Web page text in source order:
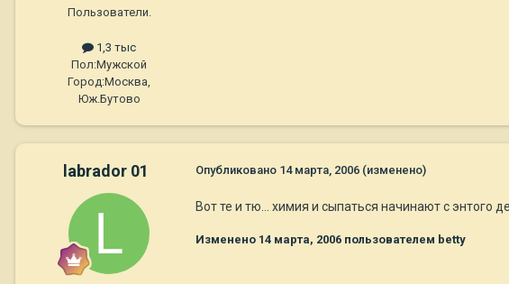
Пользователи.
1,3 тыс
Пол:Мужской
Город:Москва,
Юж.Бутово
labrador 01 Опубликовано 14 марта, 2006 (изменено)
Вот те и тю... химия и сыпаться начинают с энтого
Изменено 14 марта, 2006 пользователем betty